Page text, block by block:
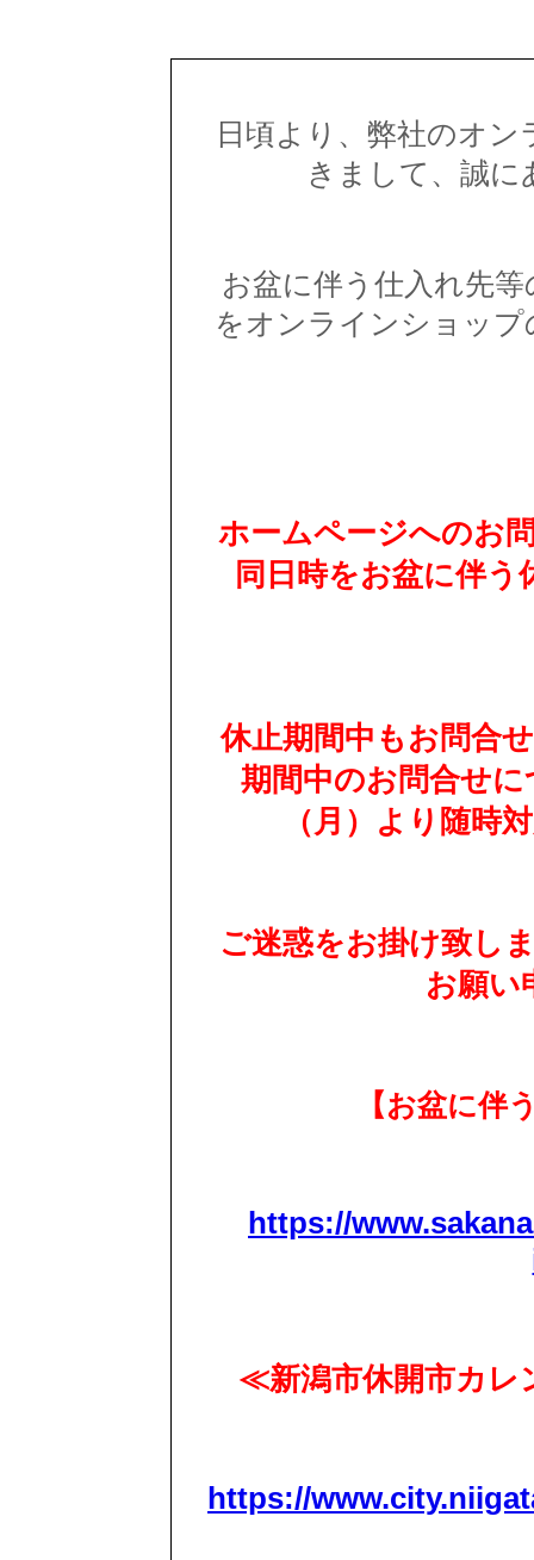
日頃より、弊社のオ
きまして、誠
お盆に伴う仕入れ先
をオンラインショッ
ホームページへのお
同日時をお盆に伴
休止期間中もお問合
期間中のお問合せ
（月）より随時
ご迷惑をお掛け致し
お願い
【お盆に伴
https://
≪新潟市休開市カレ
https://